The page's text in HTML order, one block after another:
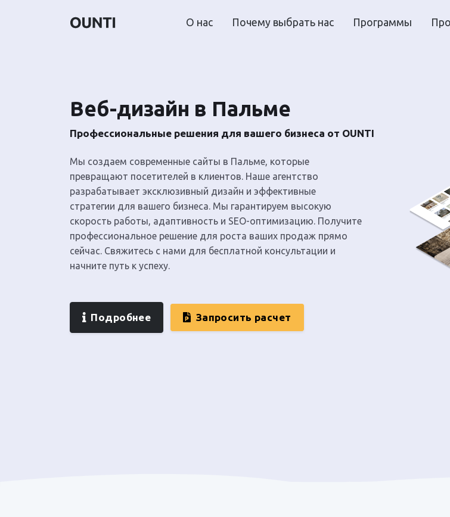
О нас Почему выбрать нас Программы
Веб-дизайн в Пальме
Профессиональные решения для вашего бизнеса от OUNTI
Мы создаем современные сайты в Пальме, которые
превращают посетителей в клиентов. Наше агентство
разрабатывает эксклюзивный дизайн и эффективные
стратегии для вашего бизнеса. Мы гарантируем высокую
скорость работы, адаптивность и SEO-оптимизацию. Получите
профессиональное решение для роста ваших продаж прямо
сейчас. Свяжитесь с нами для бесплатной консультации и
начните путь к успеху.
Подробнее Запросить расчет